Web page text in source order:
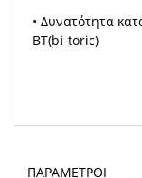
• Δυνατότητα
BT(bi-toric)
ΠΑΡΆΜΕΤΡΟΙ